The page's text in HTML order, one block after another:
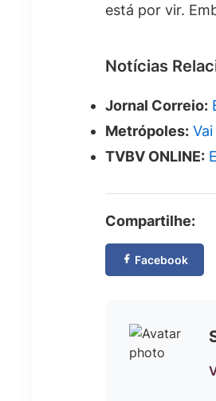
está por vir.
Notícias
Jornal Correio:
Metrópoles:
TVBV ONLINE:
Compartilhe:
Facebook